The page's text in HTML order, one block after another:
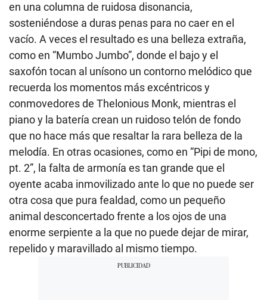
en una columna de ruidosa disonancia,
sosteniéndose a duras penas para no caer en el
vacío. A veces el resultado es una belleza extraña,
como en “Mumbo Jumbo”, donde el bajo y el
saxofón tocan al unísono un contorno melódico que
recuerda los momentos más excéntricos y
conmovedores de Thelonious Monk, mientras el
piano y la batería crean un ruidoso telón de fondo
que no hace más que resaltar la rara belleza de la
melodía. En otras ocasiones, como en “Pipi de mono,
pt. 2”, la falta de armonía es tan grande que el
oyente acaba inmovilizado ante lo que no puede ser
otra cosa que pura fealdad, como un pequeño
animal desconcertado frente a los ojos de una
enorme serpiente a la que no puede dejar de mirar,
repelido y maravillado al mismo tiempo.